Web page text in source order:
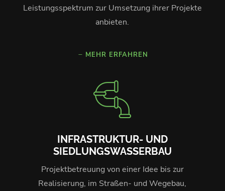
Leistungsspektrum zur Umsetzung ihrer Projekte
anbieten.
MEHR ERFAHREN
INFRASTRUKTUR- UND
SIEDLUNGSWASSERBAU
Projektbetreuung von einer Idee bis zur
Realisierung, im Straßen- und Wegebau,